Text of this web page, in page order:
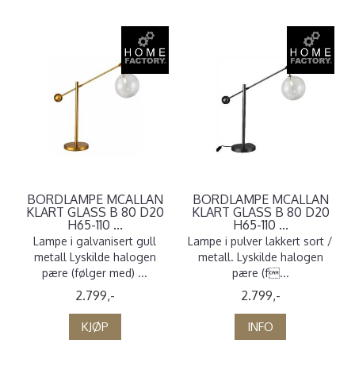
BORDLAMPE MCALLAN
KLART GLASS B 80 D20
H65-110 ...
Lampe i galvanisert gull
metall Lyskilde halogen
pære (følger med) ...
2.799,-
KJØP
BORDLAMPE MCALLAN
KLART GLASS B 80 D20
H65-110 ...
Lampe i pulver lakkert sort /
metall. Lyskilde halogen
pære (f...
2.799,-
INFO